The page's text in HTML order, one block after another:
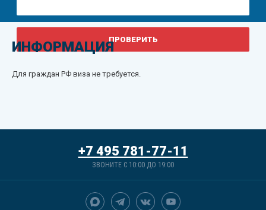
ИНФОРМАЦИЯ
Для граждан РФ виза не требуется.
+7 495 781-77-11
ЗВОНИТЕ С 10:00 ДО 19:00